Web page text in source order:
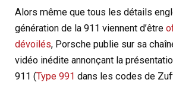
Alors même que tous les détails
génération de la 911 viennent d’être
dévoilés, Porsche publie sur sa
vidéo inédite annonçant la
911 (Type 991 dans les codes de